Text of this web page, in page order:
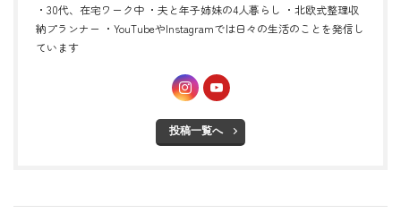
・30代、在宅ワーク中 ・夫と年子姉妹の4人暮らし ・北欧式整理収
納プランナー ・YouTubeやInstagramでは日々の生活のことを発信し
ています
投稿一覧へ